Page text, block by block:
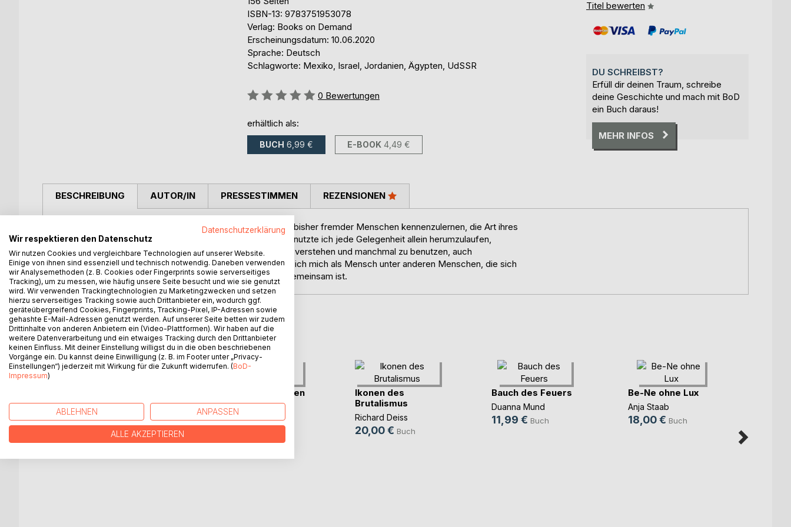
ISBN-13: 9783751953078
Verlag: Books on Demand
Erscheinungsdatum: 10.06.2020
Sprache: Deutsch
Schlagworte: Mexiko, Israel, Jordanien, Ägypten, UdSSR
Bewertung::
0 Bewertungen
erhältlich als:
BUCH 6,99 € E-BOOK 4,49 €
Titel bewerten
DU SCHREIBST?
Erfüll dir deinen Traum, schreibe
deine Geschichte und mach mit BoD
ein Buch daraus!
MEHR INFOS
BESCHREIBUNG
Der Grund zu reisen war für mich, die Lebensverhältnisse bisher fremder Menschen kennenzulernen, die Art ihres
Umgangs miteinander zu sehen, was ihnen wichtig ist. So nutzte ich jede Gelegenheit allein herumzulaufen,
wenigstens ein paar Worte der einheimischen Sprache zu verstehen und manchmal zu benutzen, auch
Besonderheiten der Natur näher anzuschauen. Bald fühlte ich mich als Mensch unter anderen Menschen, die sich
zwar unterschiedlich verhalten, denen aber auch so viel gemeinsam ist.
AUTOR/IN PRESSESTIMMEN REZENSIONEN
WEITERE TITEL BEIBoD
von
Teil 2
Angela Dembowski
6,99 € Buch
4,49 € E-Book
Zauberwort Reisen
Teil 3
Angela Dembowski
4,49 € E-Book
Ikonen des
Brutalismus
Richard Deiss
20,00 € Buch
Bauch des Feuers
Duanna Mund
11,99 € Buch
Be-Ne ohne Lux
Anja Staab
18,00 € Buch
Datenschutzerklärung
Wir respektieren den Datenschutz
Wir nutzen Cookies und vergleichbare Technologien auf unserer Website.
Einige von ihnen sind essenziell und technisch notwendig. Daneben verwenden
wir Analysemethoden (z. B. Cookies oder Fingerprints sowie serverseitiges
Tracking), um zu messen, wie häufig unsere Seite besucht und wie sie genutzt
wird. Wir verwenden Trackingtechnologien zu Marketingzwecken und setzen
hierzu serverseitiges Tracking sowie auch Drittanbieter ein, wodurch ggf.
geräteübergreifend Cookies, Fingerprints, Tracking-Pixel, IP-Adressen sowie
gehashte E-Mail-Adressen genutzt werden. Auf unserer Seite betten wir zudem
Drittinhalte von anderen Anbietern ein (Video-Plattformen). Wir haben auf die
weitere Datenverarbeitung und ein etwaiges Tracking durch den Drittanbieter
keinen Einfluss. Mit deiner Einstellung willigst du in die oben beschriebenen
Vorgänge ein. Du kannst deine Einwilligung (z. B. im Footer unter „Privacy-
Einstellungen“) jederzeit mit Wirkung für die Zukunft widerrufen. (BoD-
Impressum)
ABLEHNEN ANPASSEN
ALLE AKZEPTIEREN